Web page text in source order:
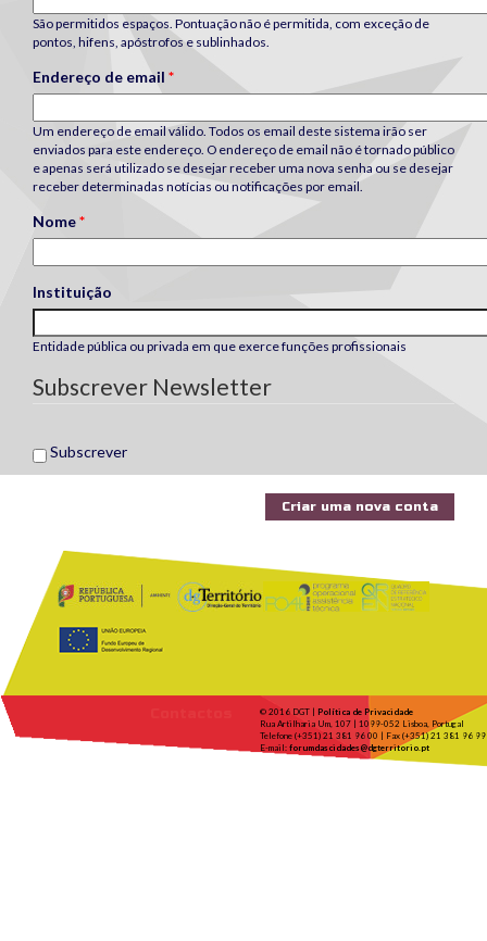
São permitidos espaços. Pontuação não é permitida, com exceção de
pontos, hifens, apóstrofos e sublinhados.
Endereço de email *
Um endereço de email válido. Todos os email deste sistema irão ser
enviados para este endereço. O endereço de email não é tornado público
e apenas será utilizado se desejar receber uma nova senha ou se desejar
receber determinadas notícias ou notificações por email.
Nome*
Instituição
Entidade pública ou privada em que exerce funções profissionais
Subscrever Newsletter
Subscrever
© 2016 DGT | Política de Privacidade
Rua Artilharia Um, 107 | 1099-052 Lisboa, Portugal
Telefone (+351) 21 381 96 00 | Fax (+351) 21 381 96 99
E-mail: forumdascidades@dgterritorio.pt